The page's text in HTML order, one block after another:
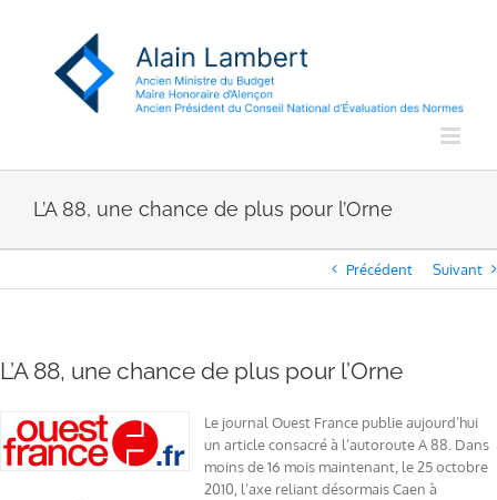
L’A 88, une chance de plus pour l’Orne
Précédent Suivant
L’A 88, une chance de plus pour l’Orne
Le journal Ouest France publie aujourd’hui
un article consacré à l’autoroute A 88. Dans
moins de 16 mois maintenant, le 25 octobre
2010, l’axe reliant désormais Caen à